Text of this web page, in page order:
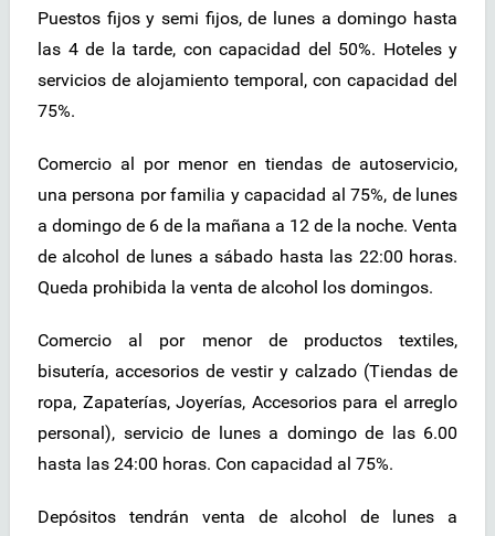
Puestos fijos y semi fijos, de lunes a domingo hasta
las 4 de la tarde, con capacidad del 50%. Hoteles y
servicios de alojamiento temporal, con capacidad del
75%.
Comercio al por menor en tiendas de autoservicio,
una persona por familia y capacidad al 75%, de lunes
a domingo de 6 de la mañana a 12 de la noche. Venta
de alcohol de lunes a sábado hasta las 22:00 horas.
Queda prohibida la venta de alcohol los domingos.
Comercio al por menor de productos textiles,
bisutería, accesorios de vestir y calzado (Tiendas de
ropa, Zapaterías, Joyerías, Accesorios para el arreglo
personal), servicio de lunes a domingo de las 6.00
hasta las 24:00 horas. Con capacidad al 75%.
Depósitos tendrán venta de alcohol de lunes a